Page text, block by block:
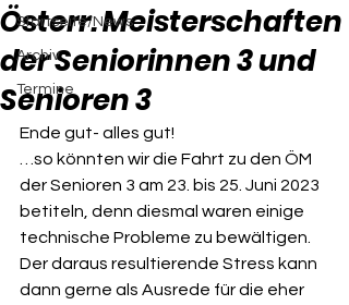
Startseite/News
Archiv
Termine
Österr. Meisterschaften
der Seniorinnen 3 und
Senioren 3
Ende gut- alles gut!
…so könnten wir die Fahrt zu den ÖM
der Senioren 3 am 23. bis 25. Juni 2023
betiteln, denn diesmal waren einige
technische Probleme zu bewältigen.
Der daraus resultierende Stress kann
dann gerne als Ausrede für die eher